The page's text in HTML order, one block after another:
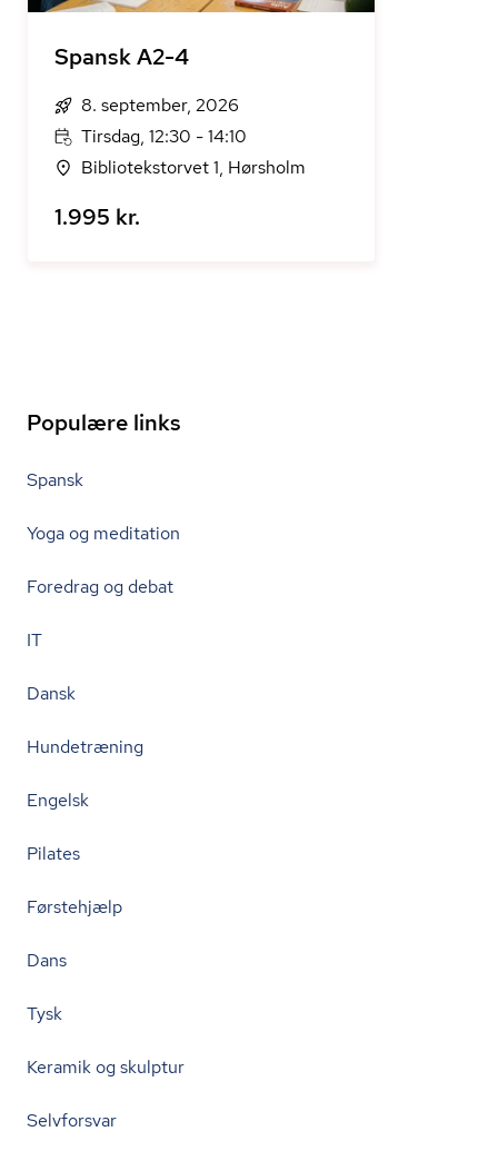
Spansk A2-4
8. september, 2026
Tirsdag, 12:30 - 14:10
Bibliotekstorvet 1, Hørsholm
1.995 kr.
Populære links
Spansk
Yoga og meditation
Foredrag og debat
IT
Dansk
Hundetræning
Engelsk
Pilates
Førstehjælp
Dans
Tysk
Keramik og skulptur
Selvforsvar